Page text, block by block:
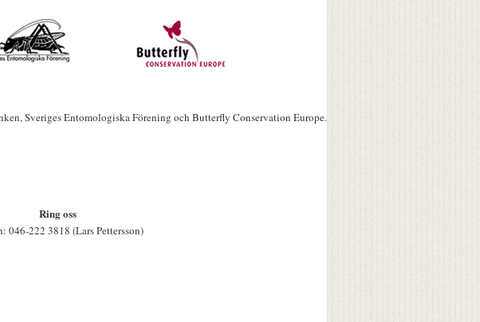
Sveriges Entomologiska Förening och Butterfly Conservation Europe.
Ring oss
046-222 3818 (Lars Pettersson)